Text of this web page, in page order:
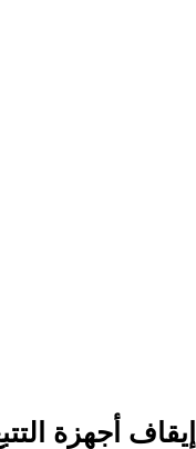
إيقاف أجهزة